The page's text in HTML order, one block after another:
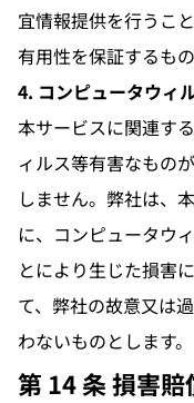
宜情報提供を行うこ
有用性を保証するも
4. コンピュータウィ
本サービスに関連す
ィルス等有害なもの
しません。弊社は、
に、コンピュータウ
とにより生じた損害
て、弊社の故意又は
わないものとします。
第 14 条 損害賠